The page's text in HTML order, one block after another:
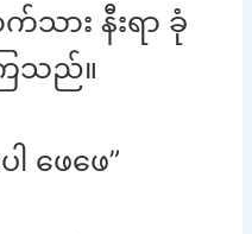
သား နီးရာ ခုံ
သည်။
ဖေဖေ”